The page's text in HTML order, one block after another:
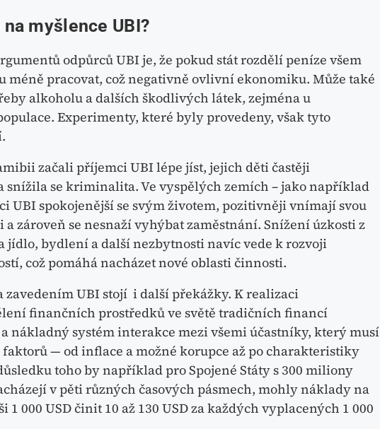
myšlence UBI?
odpůrců UBI je, že pokud stát rozdělí peníze všem
méně pracovat, což negativně ovlivní ekonomiku. Může také
alkoholu a dalších škodlivých látek, zejména u
Experimenty, které byly provedeny, však tyto
začali příjemci UBI lépe jíst, jejich děti častěji
snížila se kriminalita. Ve vyspělých zemích – jako například
UBI spokojenější se svým životem, pozitivněji vnímají svou
zároveň se nesnaží vyhýbat zaměstnání. Snížení úzkosti z
jídlo, bydlení a další nezbytnosti navíc vede k rozvoji
což pomáhá nacházet nové oblasti činnosti.
zavedením UBI stojí i další překážky. K realizaci
finančních prostředků ve světě tradičních financí
nákladný systém interakce mezi všemi účastníky, který musí
— od inflace a možné korupce až po charakteristiky
toho by například pro Spojené Státy s 300 miliony
v pěti různých časových pásmech, mohly náklady na
1 000 USD činit 10 až 130 USD za každých vyplacených 1 000